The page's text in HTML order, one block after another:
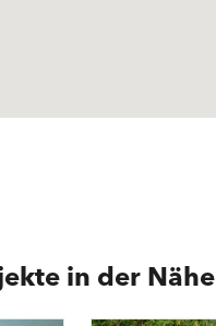
in der Nähe